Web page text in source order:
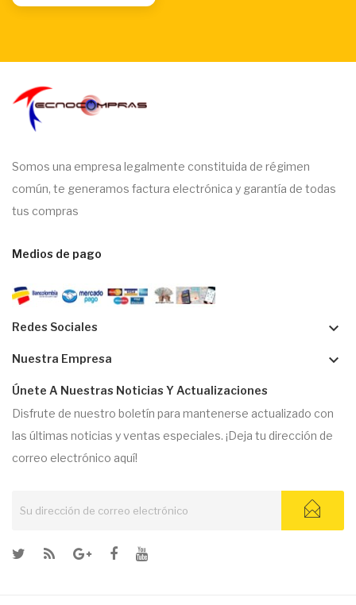
Somos una empresa legalmente constituida de régimen
común, te generamos factura electrónica y garantía de todas
tus compras
Medios de pago
Redes Sociales keyboard_arrow_down
Nuestra Empresa keyboard_arrow_down
Únete A Nuestras Noticias Y Actualizaciones
Disfrute de nuestro boletín para mantenerse actualizado con
las últimas noticias y ventas especiales. ¡Deja tu dirección de
correo electrónico aquí!